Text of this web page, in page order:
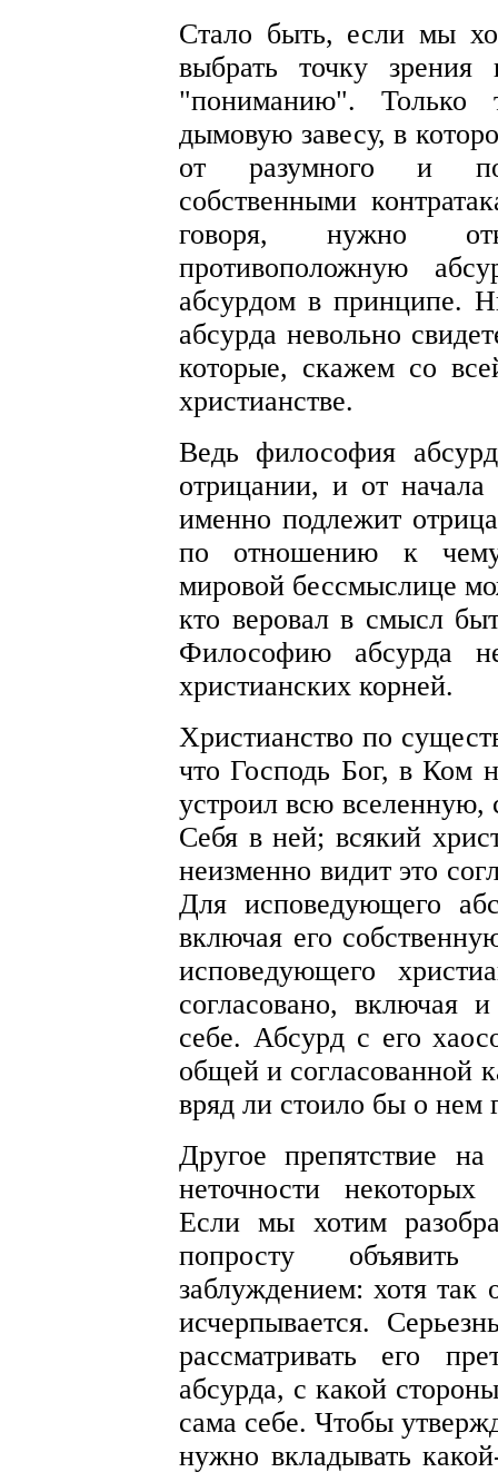
Стало быть, если мы
выбрать точку
"пониманию". Только
дымовую завесу, в
от разумного и
собственными
говоря, нужно
противоположную
абсурдом в принципе.
абсурда невольно
которые, скажем со
христианстве.
Ведь философия
отрицании, и от начала
именно подлежит
по отношению к
мировой бессмыслице
кто веровал в смысл
Философию абсурда
христианских корней.
Христианство по
что Господь Бог, в Ком
устроил всю вселенную,
Себя в ней; всякий
неизменно видит это
Для исповедующего
включая его
исповедующего
согласовано, включая
себе. Абсурд с его
общей и согласованной
вряд ли стоило бы о нем
Другое препятствие
неточности
Если мы хотим
попросту
заблуждением: хотя так
исчерпывается.
рассматривать его
абсурда, с какой
сама себе. Чтобы
нужно вкладывать